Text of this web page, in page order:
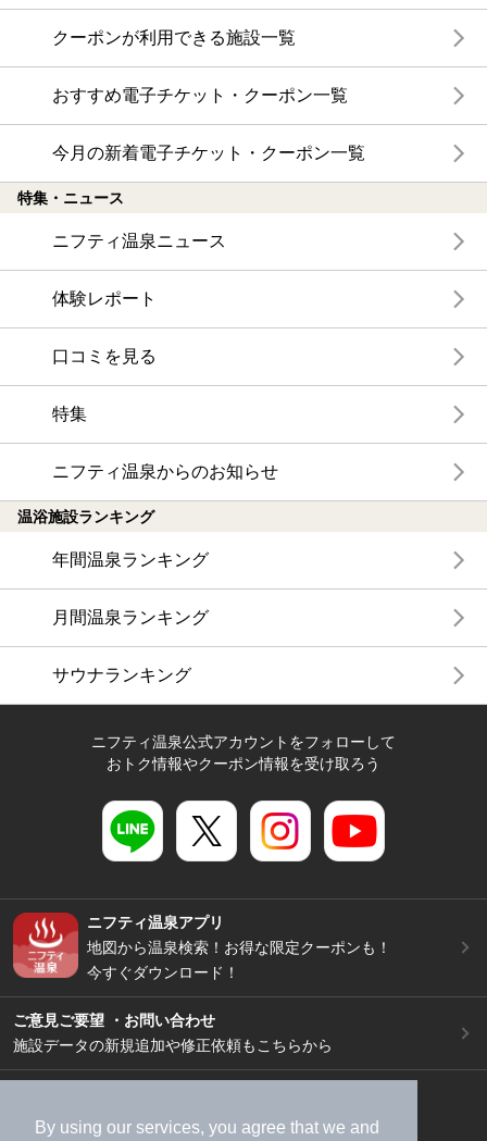
By using our services, you agree that we and
クーポンが利用できる施設一覧
おすすめ電子チケット・クーポン一覧
今月の新着電子チケット・クーポン一覧
特集・ニュース
ニフティ温泉ニュース
体験レポート
口コミを見る
特集
ニフティ温泉からのお知らせ
温浴施設ランキング
年間温泉ランキング
月間温泉ランキング
サウナランキング
ニフティ温泉公式アカウントをフォローして
おトク情報やクーポン情報を受け取ろう
ニフティ温泉アプリ
地図から温泉検索！お得な限定クーポンも！
今すぐダウンロード！
ご意見ご要望 ・お問い合わせ
施設データの新規追加や修正依頼もこちらから
加盟店募集（資料請求）
広告出稿のご案内